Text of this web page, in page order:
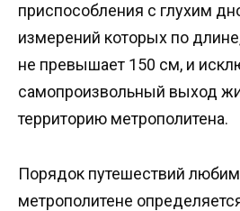
приспособления с глухим
измерений которых по
не превышает 150 см, и
самопроизвольный выход
территорию метрополитена.
Порядок путешествий
метрополитене